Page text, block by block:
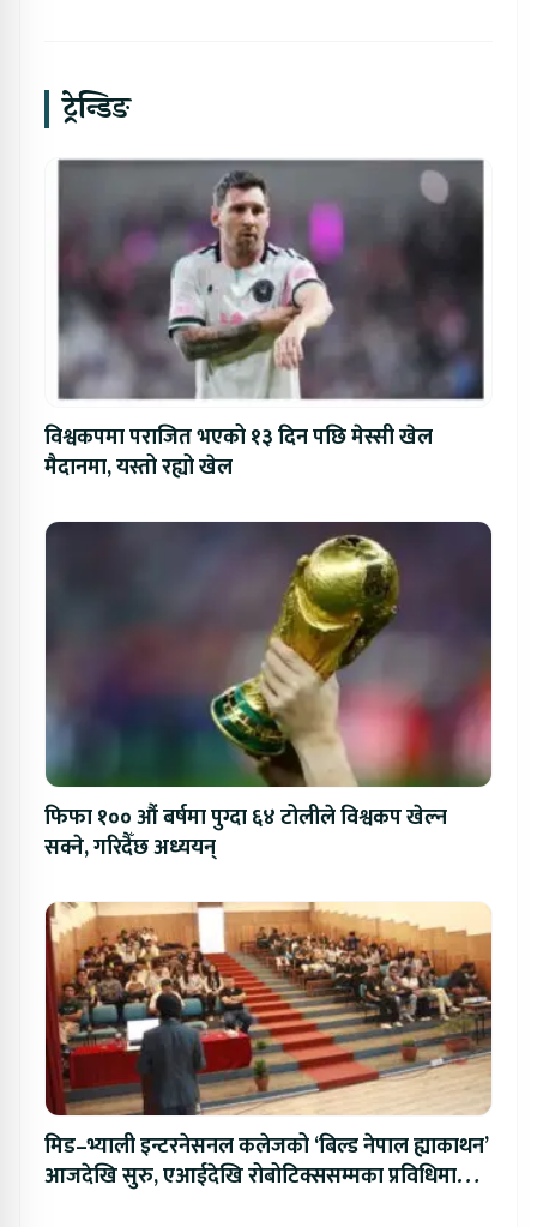
ट्रेन्डिङ
विश्वकपमा पराजित भएको १३ दिन पछि मेस्सी खेल
मैदानमा, यस्तो रह्यो खेल
फिफा १०० औं बर्षमा पुग्दा ६४ टोलीले विश्वकप खेल्न
सक्ने, गरिदैँछ अध्ययन्
मिड–भ्याली इन्टरनेसनल कलेजको ‘बिल्ड नेपाल ह्याकाथन’
आजदेखि सुरु, एआईदेखि रोबोटिक्ससम्मका प्रविधिमा